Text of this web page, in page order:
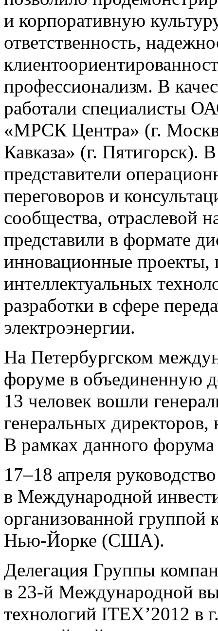
и корпоративную
ответственность,
профессионализм. В
работали специалисты
«МРСК Центра» (г.
Кавказа» (г. Пятигорск).
представители
переговоров и
сообщества, отраслевой
представили в формате
инновационные проекты,
интеллектуальных
разработки в сфере
электроэнергии.
На Петербургском
форуме в объединенную
13 человек вошли
генеральных директоров,
В рамках данного
17–18 апреля
в Международной
организованной
Нью-Йорке (США).
Делегация Группы
в 23-й Международной
технологий ITEX’2012